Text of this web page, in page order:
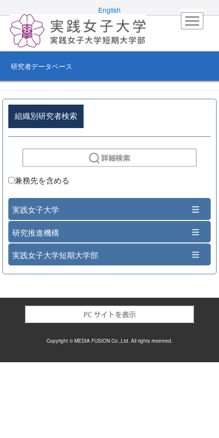
English
研究者データベース
組織別研究者検索
兼務先を含める
実践女子大学
研究推進機構
実践女子大学短期大学部
Copyright © MEDIA FUSION Co.,Ltd. All rights reserved.